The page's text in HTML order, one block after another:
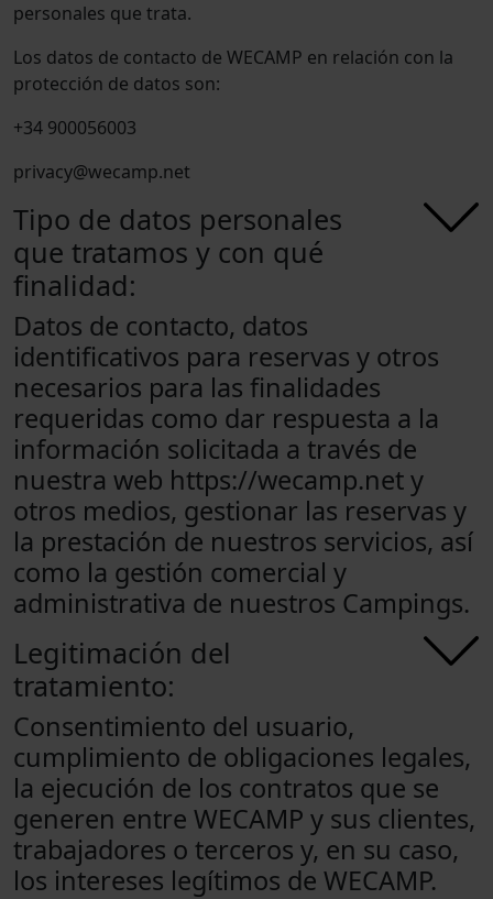
personales que trata.
Los datos de contacto de WECAMP en relación con la
protección de datos son:
+34 900056003
privacy@wecamp.net
Tipo de datos personales
que tratamos y con qué
finalidad:
Datos de contacto, datos
identificativos para reservas y otros
necesarios para las finalidades
requeridas como dar respuesta a la
información solicitada a través de
nuestra web https://wecamp.net y
otros medios, gestionar las reservas y
la prestación de nuestros servicios, así
como la gestión comercial y
administrativa de nuestros Campings.
Legitimación del
tratamiento:
Consentimiento del usuario,
cumplimiento de obligaciones legales,
la ejecución de los contratos que se
generen entre WECAMP y sus clientes,
trabajadores o terceros y, en su caso,
los intereses legítimos de WECAMP.